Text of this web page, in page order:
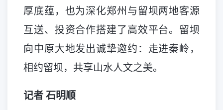
厚底蕴，也为深化郑州与留坝两地客源
互送、投资合作搭建了高效平台。留坝
向中原大地发出诚挚邀约：走进秦岭，
相约留坝，共享山水人文之美。
记者 石明顺